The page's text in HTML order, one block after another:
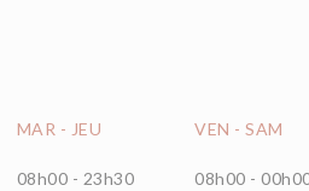
MAR - JEU
08h00 - 23h30
VEN -SAM
08h00 -